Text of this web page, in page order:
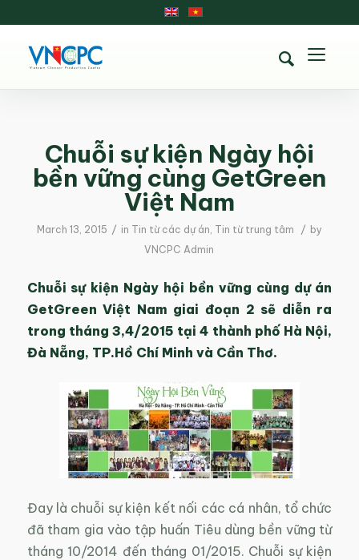
Chuỗi sự kiện Ngày hội
bền vững cùng GetGreen
Việt Nam
March 13, 2015 / in Tin từ các dự án, Tin từ trung tâm / by
VNCPC Admin
Chuỗi sự kiện Ngày hội bền vững cùng dự án
GetGreen Việt Nam giai đoạn 2 sẽ diễn ra
trong tháng 3,4/2015 tại 4 thành phố Hà Nội,
Đà Nẵng, TP.Hồ Chí Minh và Cần Thơ.
Đay là chuỗi sự kiện kết nối các cá nhân, tổ chức
đã tham gia vào tập huấn Tiêu dùng bền vững từ
tháng 10/2014 đến tháng 01/2015. Chuỗi sự kiện